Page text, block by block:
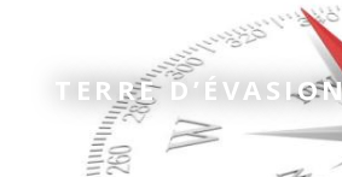
TERRE